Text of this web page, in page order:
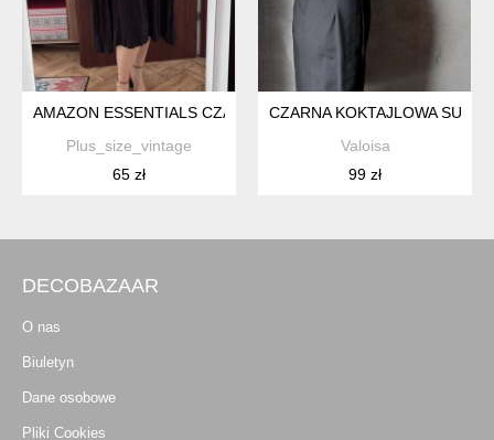
AMAZON ESSENTIALS CZARNA SUKIENKA KOPERTOWA
Plus_size_vintage
65 zł
CZARNA KOKTAJLOWA
Valoisa
99 zł
DECOBAZAAR
O nas
Biuletyn
Dane osobowe
Pliki Cookies